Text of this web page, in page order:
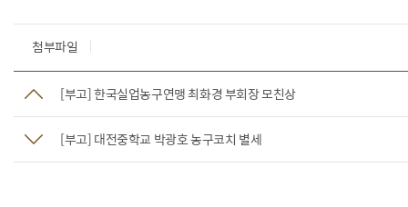
첨부파일
[부고] 한국실업농구연맹 최화경 부회장 모친상
[부고] 대전중학교 박광호 농구코치 별세